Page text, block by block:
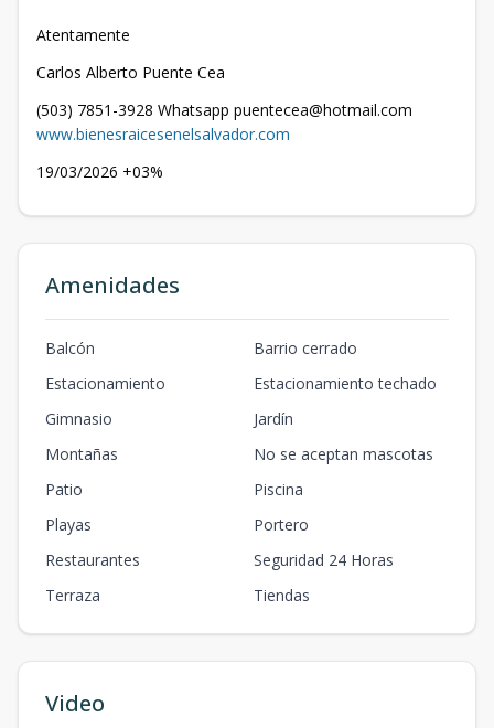
Atentamente
Carlos Alberto Puente Cea
(503) 7851-3928 Whatsapp puentecea@hotmail.com
www.bienesraicesenelsalvador.com
19/03/2026 +03%
Amenidades
Balcón
Barrio cerrado
Estacionamiento
Estacionamiento techado
Gimnasio
Jardín
Montañas
No se aceptan mascotas
Patio
Piscina
Playas
Portero
Restaurantes
Seguridad 24 Horas
Terraza
Tiendas
Video